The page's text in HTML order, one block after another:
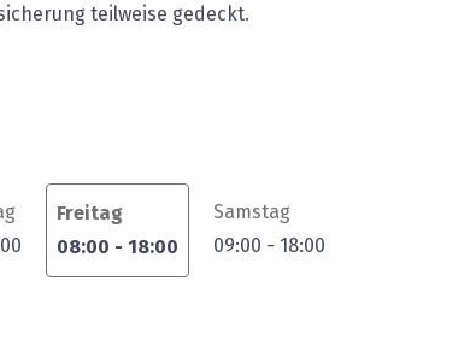
teilweise gedeckt.
Freitag
08:00 - 18:00
Samstag
09:00 - 18:00